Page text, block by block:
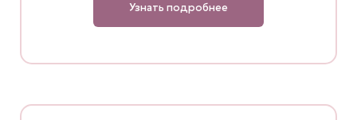
Узнать подробнее